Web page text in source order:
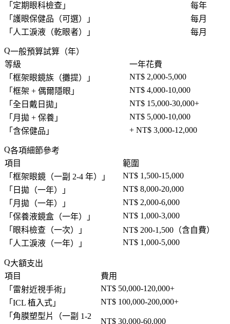
「 定期眼科檢查 」
每年
「 護眼保健品（可選） 」
每月
「 人工淚液（乾眼者） 」 每月
一般預算試算（年）
等級
一年花費
「 框架眼鏡族（攤提） 」
NT$ 2,000-5,000
「 框架 + 偶爾隱眼 」
NT$ 4,000-10,000
「 全日戴日拋 」
NT$ 15,000-30,000+
「 月拋 + 保養 」
NT$ 5,000-10,000
「 含保健品 」 + NT$ 3,000-12,000
各項細節參考
項目
範圍
「 框架眼鏡（一副 2-4 年） 」
NT$ 1,500-15,000
「 日拋（一年） 」
NT$ 8,000-20,000
「 月拋（一年） 」
NT$ 2,000-6,000
「 保養液鏡盒（一年） 」
NT$ 1,000-3,000
「 眼科檢查（一次） 」
NT$ 200-1,500（含自費）
「 人工淚液（一年） 」 NT$ 1,000-5,000
大額支出
項目
費用
「 雷射近視手術 」
NT$ 50,000-120,000+
「 ICL 植入式 」
NT$ 100,000-200,000+
「 角膜塑型片（一副 1-2
NT$ 30,000-60,000